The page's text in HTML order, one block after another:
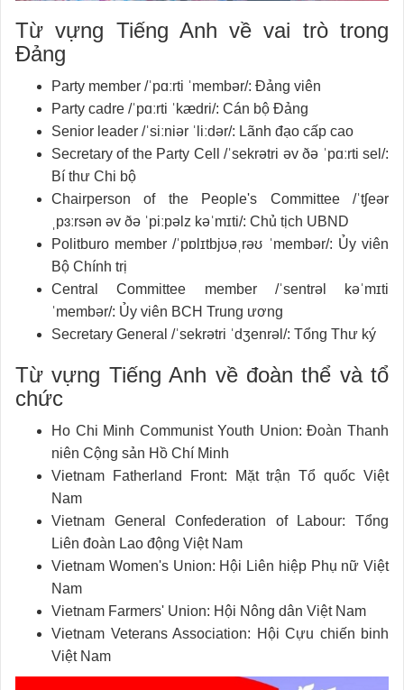
Từ vựng Tiếng Anh về vai trò trong
Đảng
Party member /ˈpɑːrti ˈmembər/: Đảng viên
Party cadre /ˈpɑːrti ˈkædri/: Cán bộ Đảng
Senior leader /ˈsiːniər ˈliːdər/: Lãnh đạo cấp cao
Secretary of the Party Cell /ˈsekrətri əv ðə ˈpɑːrti sel/:
Bí thư Chi bộ
Chairperson of the People's Committee /ˈtʃeər
ˌpɜːrsən əv ðə ˈpiːpəlz kəˈmɪti/: Chủ tịch UBND
Politburo member /ˈpɒlɪtbjʊəˌrəʊ ˈmembər/: Ủy viên
Bộ Chính trị
Central Committee member /ˈsentrəl kəˈmɪti
ˈmembər/: Ủy viên BCH Trung ương
Secretary General /ˈsekrətri ˈdʒenrəl/: Tổng Thư ký
Từ vựng Tiếng Anh về đoàn thể và tổ
chức
Ho Chi Minh Communist Youth Union: Đoàn Thanh
niên Cộng sản Hồ Chí Minh
Vietnam Fatherland Front: Mặt trận Tổ quốc Việt
Nam
Vietnam General Confederation of Labour: Tổng
Liên đoàn Lao động Việt Nam
Vietnam Women's Union: Hội Liên hiệp Phụ nữ Việt
Nam
Vietnam Farmers' Union: Hội Nông dân Việt Nam
Vietnam Veterans Association: Hội Cựu chiến binh
Việt Nam